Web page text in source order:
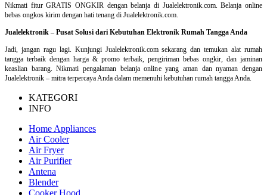
Nikmati fitur GRATIS ONGKIR dengan belanja di Jualelektronik.com. Belanja online
bebas ongkos kirim dengan hati tenang di Jualelektronik.com.
Jualelektronik – Pusat Solusi dari Kebutuhan Elektronik Rumah Tangga Anda
Jadi, jangan ragu lagi. Kunjungi Jualelektronik.com sekarang dan temukan alat rumah
tangga terbaik dengan harga & promo terbaik, pengiriman bebas ongkir, dan jaminan
keaslian barang. Nikmati pengalaman belanja online yang aman dan nyaman dengan
Jualelektronik – mitra terpercaya Anda dalam memenuhi kebutuhan rumah tangga Anda.
KATEGORI
INFO
Home Appliances
Air Cooler
Air Fryer
Air Purifier
Antena
Blender
Cooker Hood